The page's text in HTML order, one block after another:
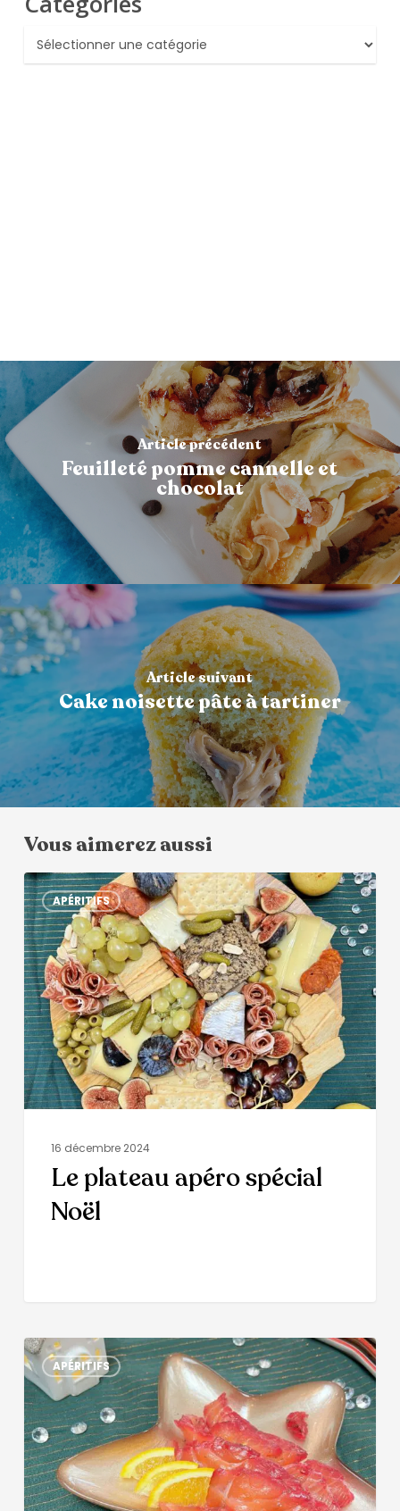
Catégories
Article précédent
Feuilleté pomme cannelle et
chocolat
Article suivant
Cake noisette pâte à tartiner
Vous aimerez aussi
APÉRITIFS
16 décembre 2024
Le plateau apéro spécial
Noël
APÉRITIFS